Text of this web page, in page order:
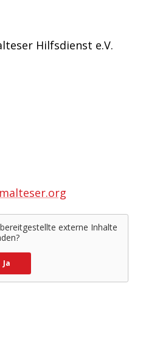
Hilfsdienst e.V.
externe Inhalte
Ja